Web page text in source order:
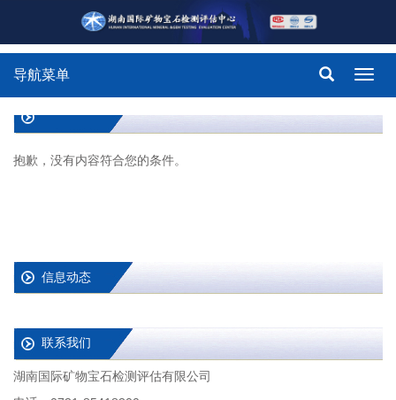
导航菜单
抱歉，没有内容符合您的条件。
信息动态
联系我们
湖南国际矿物宝石检测评估有限公司